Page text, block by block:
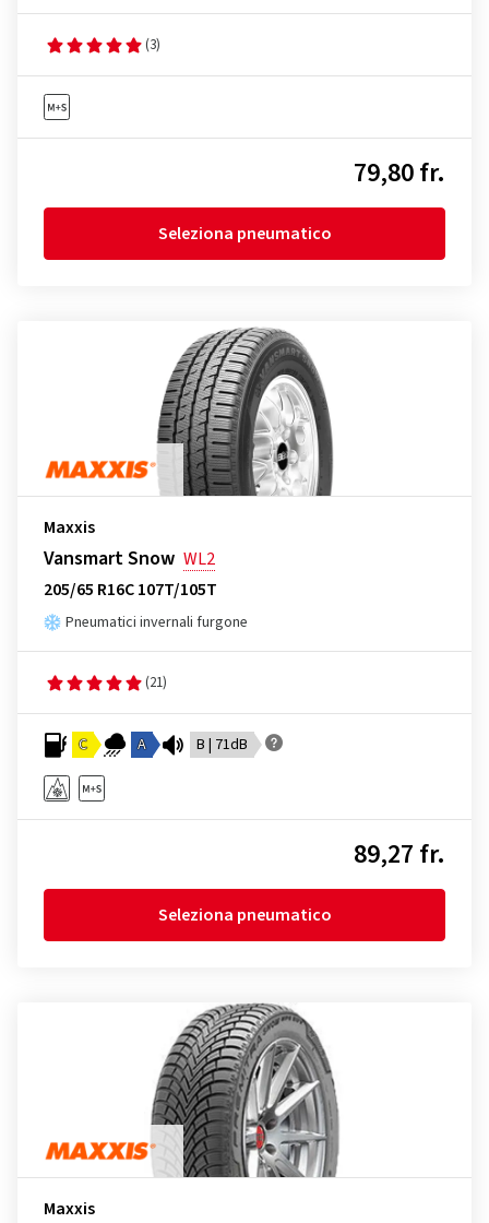
(3)
79,80 fr.
Seleziona pneumatico
Maxxis
Vansmart Snow WL2
205/65 R16C 107T/105T
Pneumatici invernali furgone
(21)
C A B | 71dB
89,27 fr.
Seleziona pneumatico
Maxxis